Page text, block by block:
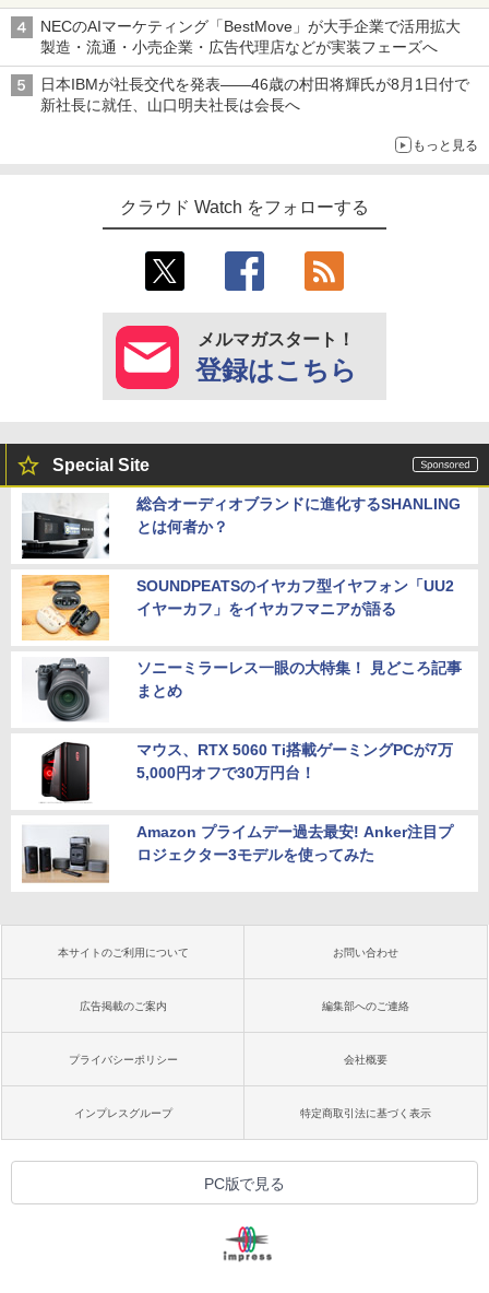
NECのAIマーケティング「BestMove」が大手企業で活用拡大
製造・流通・小売企業・広告代理店などが実装フェーズへ
日本IBMが社長交代を発表――46歳の村田将輝氏が8月1日付で
新社長に就任、山口明夫社長は会長へ
もっと見る
クラウド Watch をフォローする
メルマガスタート！
登録はこちら
Special Site
総合オーディオブランドに進化するSHANLING
とは何者か？
SOUNDPEATSのイヤカフ型イヤフォン「UU2
イヤーカフ」をイヤカフマニアが語る
ソニーミラーレス一眼の大特集！ 見どころ記事
まとめ
マウス、RTX 5060 Ti搭載ゲーミングPCが7万
5,000円オフで30万円台！
Amazon プライムデー過去最安! Anker注目プ
ロジェクター3モデルを使ってみた
本サイトのご利用について お問い合わせ
広告掲載のご案内 編集部へのご連絡
プライバシーポリシー 会社概要
インプレスグループ 特定商取引法に基づく表示
PC版で見る